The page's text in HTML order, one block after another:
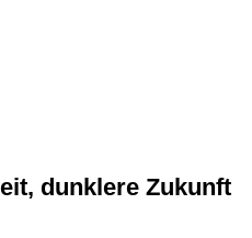
dunklere Zukunft